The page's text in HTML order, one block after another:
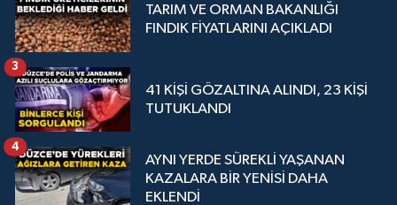
TARIM VE ORMAN BAKANLIĞI
FINDIK FİYATLARINI AÇIKLADI
41 KİŞİ GÖZALTINA ALINDI, 23 KİŞİ
TUTUKLANDI
3
AYNI YERDE SÜREKLİ YAŞANAN
KAZALARA BİR YENİSİ DAHA
EKLENDİ
4